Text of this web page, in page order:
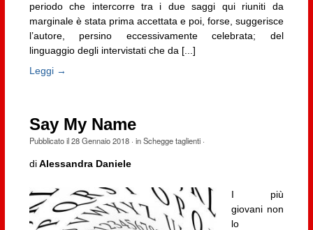
periodo che intercorre tra i due saggi qui riuniti da
marginale è stata prima accettata e poi, forse, suggerisce
l’autore, persino eccessivamente celebrata; del
linguaggio degli intervistati che da [...]
Leggi →
Say My Name
Pubblicato il28 Gennaio 2018· inSchegge taglienti·
diAlessandra Daniele
I più
giovani non
lo